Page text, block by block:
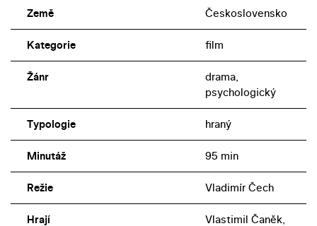
Země Československo
Kategorie film
Žánr
drama,
psychologický
Typologie hraný
Minutáž 95 min
Režie Vladimír Čech
Hrají Vlastimil Čaněk,